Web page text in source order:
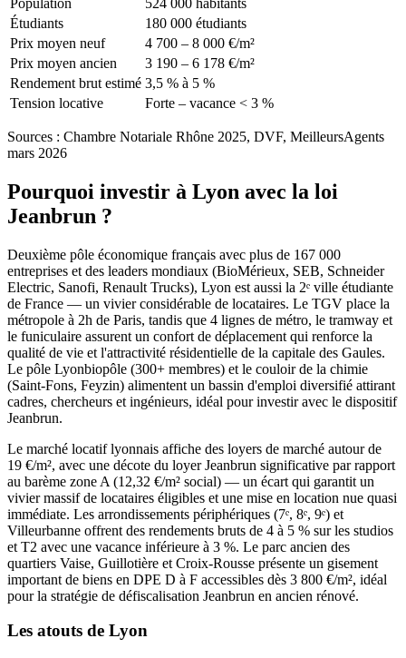
Étudiants
180 000 étudiants
Prix moyen neuf
4 700 – 8 000 €/m²
Prix moyen ancien
3 190 – 6 178 €/m²
Rendement brut estimé 3,5 % à 5 %
Tension locative
Forte – vacance < 3 %
Sources : Chambre Notariale Rhône 2025, DVF, MeilleursAgents
mars 2026
Pourquoi investir à Lyon avec la loi
Jeanbrun ?
Deuxième pôle économique français avec plus de 167 000
entreprises et des leaders mondiaux (BioMérieux, SEB, Schneider
Electric, Sanofi, Renault Trucks), Lyon est aussi la 2ᵉ ville étudiante
de France — un vivier considérable de locataires. Le TGV place la
métropole à 2h de Paris, tandis que 4 lignes de métro, le tramway et
le funiculaire assurent un confort de déplacement qui renforce la
qualité de vie et l'attractivité résidentielle de la capitale des Gaules.
Le pôle Lyonbiopôle (300+ membres) et le couloir de la chimie
(Saint-Fons, Feyzin) alimentent un bassin d'emploi diversifié attirant
cadres, chercheurs et ingénieurs, idéal pour investir avec le dispositif
Jeanbrun.
Le marché locatif lyonnais affiche des loyers de marché autour de
19 €/m², avec une décote du loyer Jeanbrun significative par rapport
au barème zone A (12,32 €/m² social) — un écart qui garantit un
vivier massif de locataires éligibles et une mise en location nue quasi
immédiate. Les arrondissements périphériques (7ᵉ, 8ᵉ, 9ᵉ) et
Villeurbanne offrent des rendements bruts de 4 à 5 % sur les studios
et T2 avec une vacance inférieure à 3 %. Le parc ancien des
quartiers Vaise, Guillotière et Croix-Rousse présente un gisement
important de biens en DPE D à F accessibles dès 3 800 €/m², idéal
pour la stratégie de défiscalisation Jeanbrun en ancien rénové.
Les atouts de Lyon